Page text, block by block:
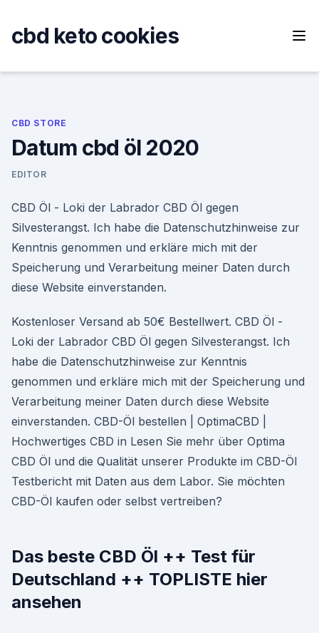
content
cbd keto cookies
CBD STORE
Datum cbd öl 2020
EDITOR
CBD Öl - Loki der Labrador CBD Öl gegen
Silvesterangst. Ich habe die Datenschutzhinweise zur
Kenntnis genommen und erkläre mich mit der
Speicherung und Verarbeitung meiner Daten durch
diese Website einverstanden.
Kostenloser Versand ab 50€ Bestellwert. CBD Öl -
Loki der Labrador CBD Öl gegen Silvesterangst. Ich
habe die Datenschutzhinweise zur Kenntnis
genommen und erkläre mich mit der Speicherung und
Verarbeitung meiner Daten durch diese Website
einverstanden. CBD-Öl bestellen | OptimaCBD |
Hochwertiges CBD in Lesen Sie mehr über Optima
CBD Öl und die Qualität unserer Produkte im CBD-Öl
Testbericht mit Daten aus dem Labor. Sie möchten
CBD-Öl kaufen oder selbst vertreiben?
Das beste CBD Öl ++ Test für
Deutschland ++ TOPLISTE hier
ansehen